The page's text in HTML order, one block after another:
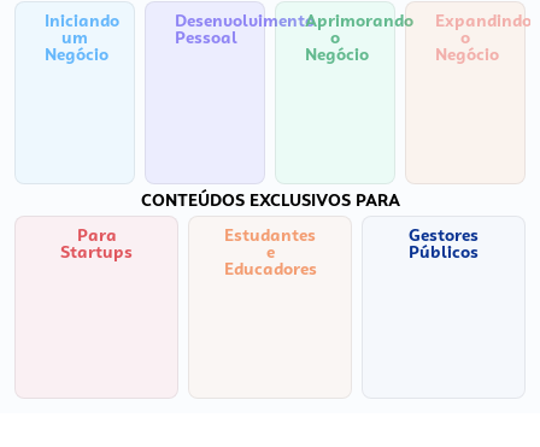
Iniciando
um
Negócio
Desenvolvimento
Pessoal
Aprimorando
o
Negócio
Expandindo
o
Negócio
CONTEÚDOS EXCLUSIVOS PARA
Para
Startups
Estudantes
e
Educadores
Gestores
Públicos